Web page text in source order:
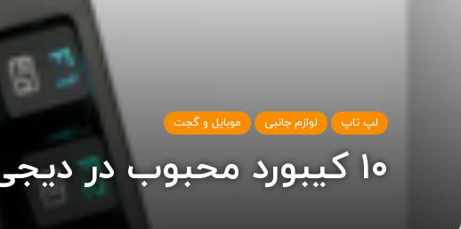
لپ تاپ لوازم جانبی موبایل و گجت
۱۰ کیبورد محبوب در دیجی کالا (۱۴ مهر ۱۴۰۱)